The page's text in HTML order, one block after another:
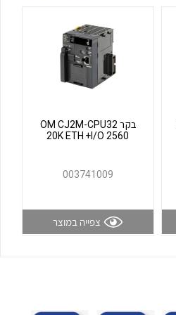
לכל מוצרי היצרן
בקר OM CJ2M-CPU32
20K ETH +I/O 2560
003741009
צפייה במוצר